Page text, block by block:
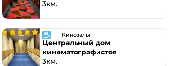
3км.
Кинозалы
Центральный дом
кинематографистов
3км.